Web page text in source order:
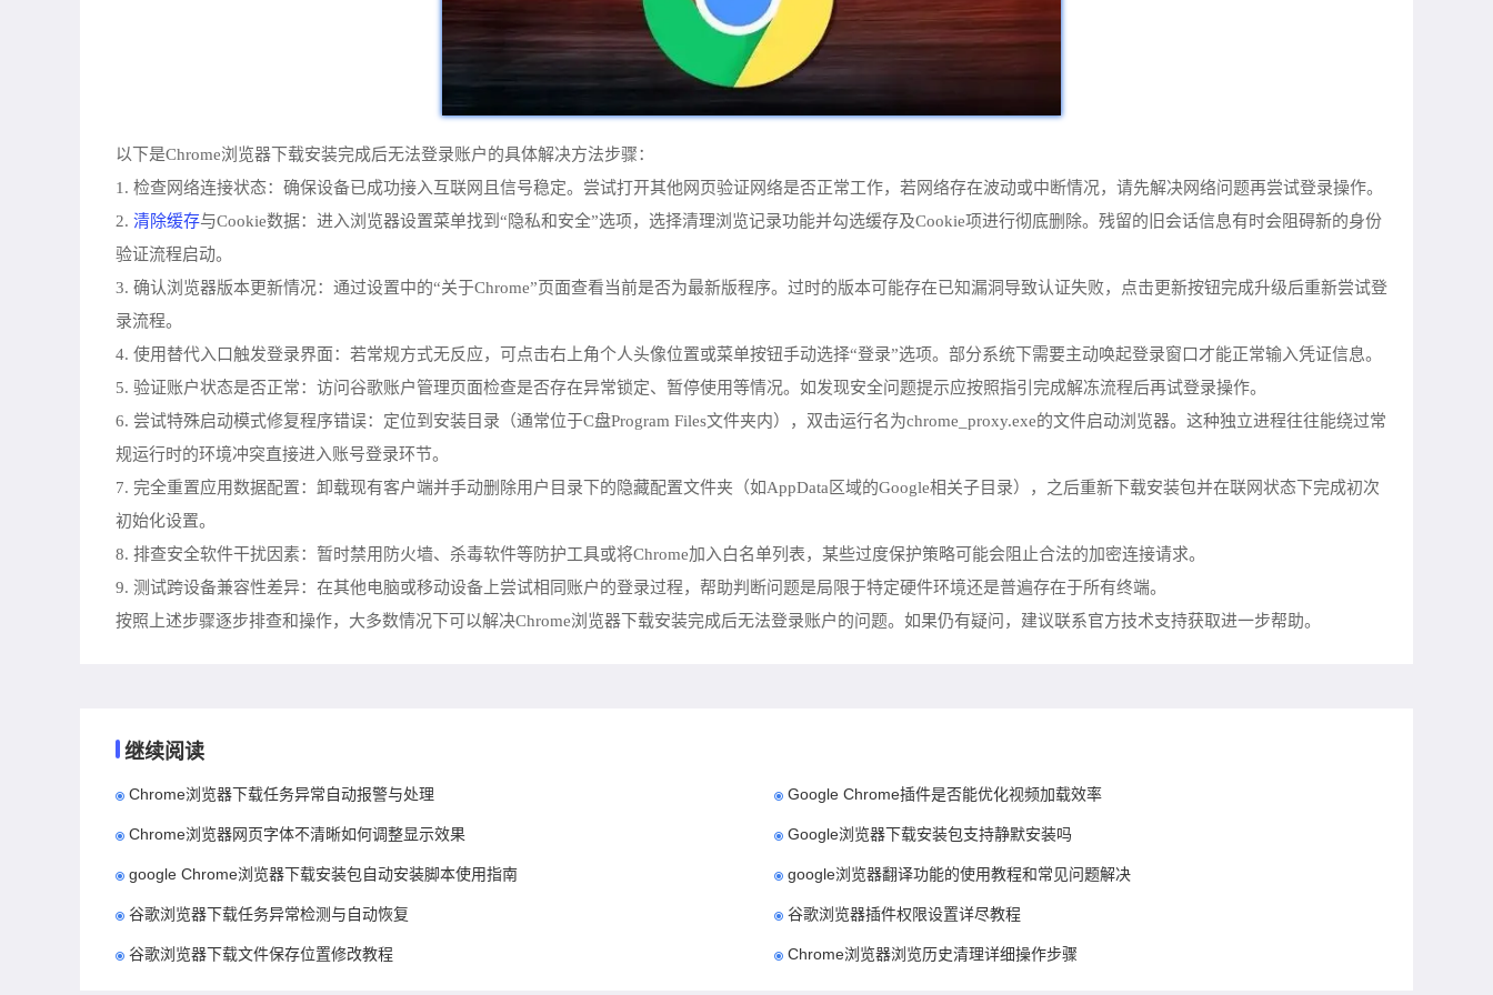
以下是Chrome浏览器下载安装完成后无法登录账户的具体解决方法步骤：
1. 检查网络连接状态：确保设备已成功接入互联网且信号稳定。尝试打开其他网页验证网络是否正常工作，若网络存在波动或中断情况，请先解决网络问题再尝试登录操作。
2. 清除缓存与Cookie数据：进入浏览器设置菜单找到“隐私和安全”选项，选择清理浏览记录功能并勾选缓存及Cookie项进行彻底删除。残留的旧会话信息有时会阻碍新的身份
验证流程启动。
3. 确认浏览器版本更新情况：通过设置中的“关于Chrome”页面查看当前是否为最新版程序。过时的版本可能存在已知漏洞导致认证失败，点击更新按钮完成升级后重新尝试登
录流程。
4. 使用替代入口触发登录界面：若常规方式无反应，可点击右上角个人头像位置或菜单按钮手动选择“登录”选项。部分系统下需要主动唤起登录窗口才能正常输入凭证信息。
5. 验证账户状态是否正常：访问谷歌账户管理页面检查是否存在异常锁定、暂停使用等情况。如发现安全问题提示应按照指引完成解冻流程后再试登录操作。
6. 尝试特殊启动模式修复程序错误：定位到安装目录（通常位于C盘Program Files文件夹内），双击运行名为chrome_proxy.exe的文件启动浏览器。这种独立进程往往能绕过常
规运行时的环境冲突直接进入账号登录环节。
7. 完全重置应用数据配置：卸载现有客户端并手动删除用户目录下的隐藏配置文件夹（如AppData区域的Google相关子目录），之后重新下载安装包并在联网状态下完成初次
初始化设置。
8. 排查安全软件干扰因素：暂时禁用防火墙、杀毒软件等防护工具或将Chrome加入白名单列表，某些过度保护策略可能会阻止合法的加密连接请求。
9. 测试跨设备兼容性差异：在其他电脑或移动设备上尝试相同账户的登录过程，帮助判断问题是局限于特定硬件环境还是普遍存在于所有终端。
按照上述步骤逐步排查和操作，大多数情况下可以解决Chrome浏览器下载安装完成后无法登录账户的问题。如果仍有疑问，建议联系官方技术支持获取进一步帮助。
继续阅读
Chrome浏览器下载任务异常自动报警与处理 Google Chrome插件是否能优化视频加载效率
Chrome浏览器网页字体不清晰如何调整显示效果 Google浏览器下载安装包支持静默安装吗
google Chrome浏览器下载安装包自动安装脚本使用指南 google浏览器翻译功能的使用教程和常见问题解决
谷歌浏览器下载任务异常检测与自动恢复 谷歌浏览器插件权限设置详尽教程
谷歌浏览器下载文件保存位置修改教程 Chrome浏览器浏览历史清理详细操作步骤